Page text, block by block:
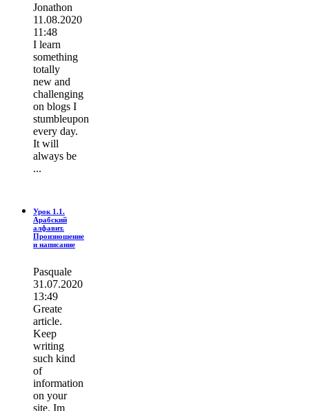
Jonathon
11.08.2020
11:48
I learn
ѕοmething
totally
new and
challenging
on blogs I
stumbleupon
every day.
It wіll
always be
...
Урок 1.1.
Арабский
алфавит.
Произношение
и написание
Pasquale
31.07.2020
13:49
Greate
article.
Keep
writing
such kind
of
information
on your
site. Im